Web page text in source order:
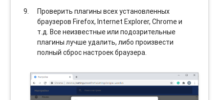
Проверить плагины всех установленных
браузеров Firefox, Internet Explorer, Chrome и
т.д. Все неизвестные или подозрительные
плагины лучше удалить, либо произвести
полный сброс настроек браузера.